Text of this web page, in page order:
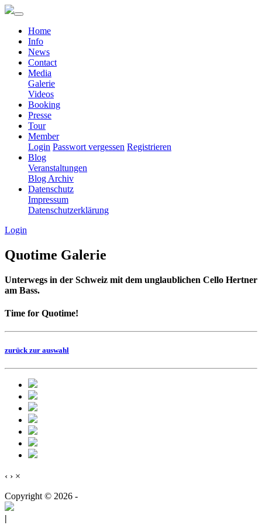
Home
Info
News
Contact
Media
Galerie
Videos
Booking
Presse
Tour
Member
Login Passwort vergessen Registrieren
Blog
Veranstaltungen
Blog Archiv
Datenschutz
Impressum
Datenschutzerklärung
Login
Quotime Galerie
Unterwegs in der Schweiz mit dem unglaublichen Cello Hertner
am Bass.
Time for Quotime!
zurück zur auswahl
‹ › ×
Copyright © 2026 -
|